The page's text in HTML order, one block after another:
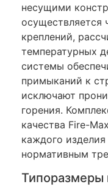
несущими
осуществляется
креплений,
температурных
системы
примыканий к
исключают
горения.
качества Fire-
каждого
нормативным
Типоразмеры